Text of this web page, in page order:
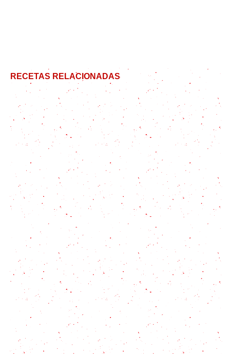
RECETAS RELACIONADAS
Croquetas de Papa (papa pops)
Bruschetta: 15 recetas para disfrutar los mejores
bocados a la italiana
Papas gajo: las papas adobadas que prometen
destronar a las francesas
Receta y datos sobre la cachapa venezolana con
queso
Cómo hacer queso casero!
Papas Españolas: el secreto para hacerlas bien
crocantes